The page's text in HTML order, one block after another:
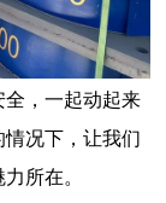
，一起动起来
况下，让我们
所在。